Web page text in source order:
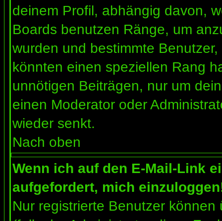
deinem Profil, abhängig davon,
Boards benutzen Ränge, um
wurden und bestimmte
könnten einen speziellen Rang
unnötigen Beiträgen, nur um
einen Moderator oder
wieder senkt.
Nach oben
Wenn ich auf den E-Mail-Link
aufgefordert, mich
Nur registrierte Benutzer